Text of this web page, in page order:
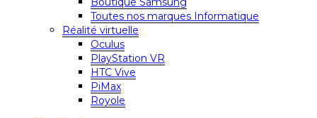
Toutes nos marques Informatique
Réalité virtuelle
Oculus
PlayStation VR
HTC Vive
PiMax
Royole